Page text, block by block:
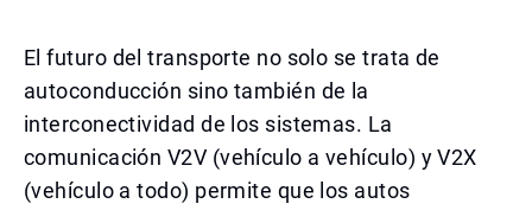
El futuro del transporte no solo se trata de
autoconducción sino también de la
interconectividad de los sistemas. La
comunicación V2V (vehículo a vehículo) y V2X
(vehículo a todo) permite que los autos